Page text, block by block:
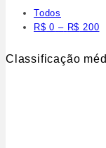
Todos
R$ 0 – R$ 200
Classificação